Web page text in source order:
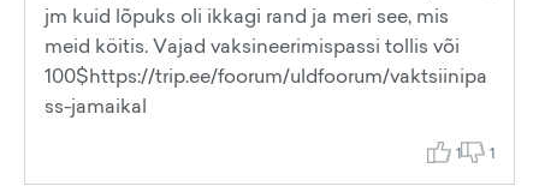
jm kuid lõpuks oli ikkagi rand ja meri see, mis
meid köitis. Vajad vaksineerimispassi tollis või
100$https://trip.ee/foorum/uldfoorum/vaktsiinipa
ss-jamaikal
1 1